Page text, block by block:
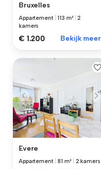
Bruxelles
Appartement |113 m²
2
kamers
€ 1.200 Bekijk meer
Evere
Appartement |81 m² 2 kamers